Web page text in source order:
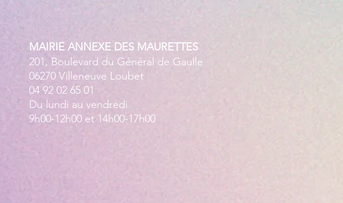
MAIRIE ANNEXE DES MAURETTES
201, Boulevard du Général de Gaulle
06270 Villeneuve Loubet
04 92 02 65 01
Du lundi au vendredi
9h00-12h00 et 14h00-17h00